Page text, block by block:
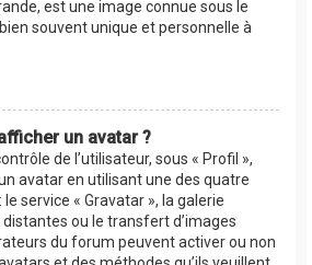
est une image connue sous le
souvent unique et personnelle à
un avatar ?
de l’utilisateur, sous « Profil »,
avatar en utilisant une des quatre
service « Gravatar », la galerie
distantes ou le transfert d’images
du forum peuvent activer ou non